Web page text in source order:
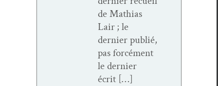
de Math­ias
Lair ; le
dernier pub­lié,
pas for­cé­ment
le dernier
écrit […]